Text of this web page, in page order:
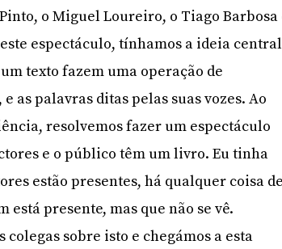
o Miguel Loureiro, o Tiago Barbosa
espectáculo, tínhamos a ideia central
texto fazem uma operação de
as palavras ditas pelas suas vozes. Ao
resolvemos fazer um espectáculo
e o público têm um livro. Eu tinha
estão presentes, há qualquer coisa de
presente, mas que não se vê.
colegas sobre isto e chegámos a esta